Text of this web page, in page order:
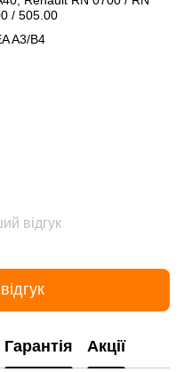
/ 505.00
A3/B4
відгук
Гарантія Акції